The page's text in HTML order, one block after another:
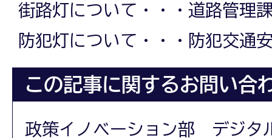
街路灯について・・・道路管理
防犯灯について・・・防犯交通
この記事に関するお問い合
政策イノベーション部 デジタ